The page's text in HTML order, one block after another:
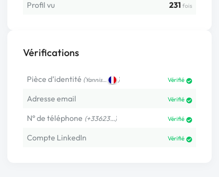
Profil vu
231 fois
Vérifications
Pièce d’identité (Yannis… ) Vérifié
Adresse email Vérifié
N° de téléphone (+33623…) Vérifié
Compte LinkedIn Vérifié